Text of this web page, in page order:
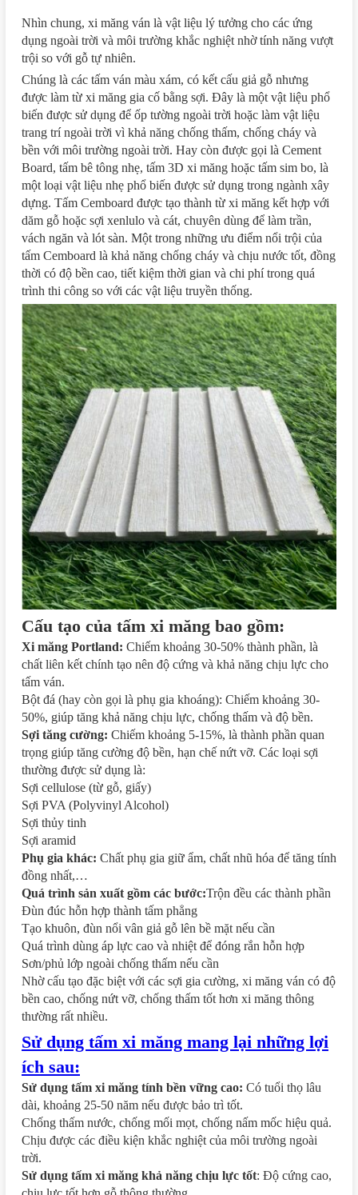
Nhìn chung, xi măng ván là vật liệu lý tưởng cho các ứng
dụng ngoài trời và môi trường khắc nghiệt nhờ tính năng vượt
trội so với gỗ tự nhiên.
Chúng là các tấm ván màu xám, có kết cấu giả gỗ nhưng
được làm từ xi măng gia cố bằng sợi. Đây là một vật liệu phổ
biến được sử dụng để ốp tường ngoài trời hoặc làm vật liệu
trang trí ngoài trời vì khả năng chống thấm, chống cháy và
bền với môi trường ngoài trời. Hay còn được gọi là Cement
Board, tấm bê tông nhẹ, tấm 3D xi măng hoặc tấm sim bo, là
một loại vật liệu nhẹ phổ biến được sử dụng trong ngành xây
dựng. Tấm Cemboard được tạo thành từ xi măng kết hợp với
dăm gỗ hoặc sợi xenlulo và cát, chuyên dùng để làm trần,
vách ngăn và lót sàn. Một trong những ưu điểm nổi trội của
tấm Cemboard là khả năng chống cháy và chịu nước tốt, đồng
thời có độ bền cao, tiết kiệm thời gian và chi phí trong quá
trình thi công so với các vật liệu truyền thống.
Cấu tạo của tấm xi măng bao gồm:
Xi măng Portland: Chiếm khoảng 30-50% thành phần, là
chất liên kết chính tạo nên độ cứng và khả năng chịu lực cho
tấm ván.
Bột đá (hay còn gọi là phụ gia khoáng): Chiếm khoảng 30-
50%, giúp tăng khả năng chịu lực, chống thấm và độ bền.
Sợi tăng cường: Chiếm khoảng 5-15%, là thành phần quan
trọng giúp tăng cường độ bền, hạn chế nứt vỡ. Các loại sợi
thường được sử dụng là:
Sợi cellulose (từ gỗ, giấy)
Sợi PVA (Polyvinyl Alcohol)
Sợi thủy tinh
Sợi aramid
Phụ gia khác: Chất phụ gia giữ ẩm, chất nhũ hóa để tăng tính
đồng nhất,…
Quá trình sản xuất gồm các bước:Trộn đều các thành phần
Đùn đúc hỗn hợp thành tấm phẳng
Tạo khuôn, đùn nổi vân giả gỗ lên bề mặt nếu cần
Quá trình dùng áp lực cao và nhiệt để đóng rắn hỗn hợp
Sơn/phủ lớp ngoài chống thấm nếu cần
Nhờ cấu tạo đặc biệt với các sợi gia cường, xi măng ván có độ
bền cao, chống nứt vỡ, chống thấm tốt hơn xi măng thông
thường rất nhiều.
Sử dụng tấm xi măng mang lại những lợi
ích sau:
Sử dụng tấm xi măng tính bền vững cao: Có tuổi thọ lâu
dài, khoảng 25-50 năm nếu được bảo trì tốt.
Chống thấm nước, chống mối mọt, chống nấm mốc hiệu quả.
Chịu được các điều kiện khắc nghiệt của môi trường ngoài
trời.
Sử dụng tấm xi măng khả năng chịu lực tốt: Độ cứng cao,